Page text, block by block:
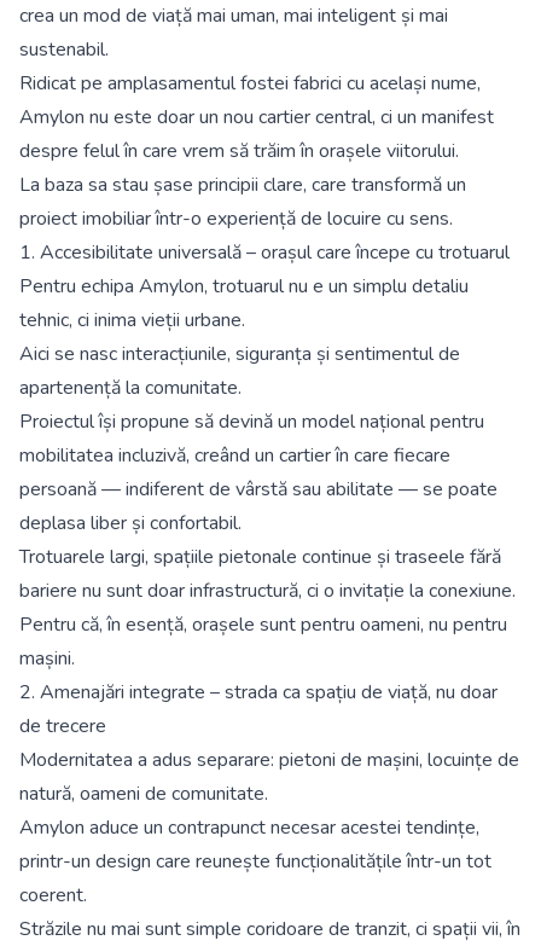
crea un mod de viață mai uman, mai inteligent și mai
sustenabil.
Ridicat pe amplasamentul fostei fabrici cu același nume,
Amylon nu este doar un nou cartier central, ci un manifest
despre felul în care vrem să trăim în orașele viitorului.
La baza sa stau șase principii clare, care transformă un
proiect imobiliar într-o experiență de locuire cu sens.
1. Accesibilitate universală – orașul care începe cu trotuarul
Pentru echipa Amylon, trotuarul nu e un simplu detaliu
tehnic, ci inima vieții urbane.
Aici se nasc interacțiunile, siguranța și sentimentul de
apartenență la comunitate.
Proiectul își propune să devină un model național pentru
mobilitatea incluzivă, creând un cartier în care fiecare
persoană — indiferent de vârstă sau abilitate — se poate
deplasa liber și confortabil.
Trotuarele largi, spațiile pietonale continue și traseele fără
bariere nu sunt doar infrastructură, ci o invitație la conexiune.
Pentru că, în esență, orașele sunt pentru oameni, nu pentru
mașini.
2. Amenajări integrate – strada ca spațiu de viață, nu doar
de trecere
Modernitatea a adus separare: pietoni de mașini, locuințe de
natură, oameni de comunitate.
Amylon aduce un contrapunct necesar acestei tendințe,
printr-un design care reunește funcționalitățile într-un tot
coerent.
Străzile nu mai sunt simple coridoare de tranzit, ci spații vii, în